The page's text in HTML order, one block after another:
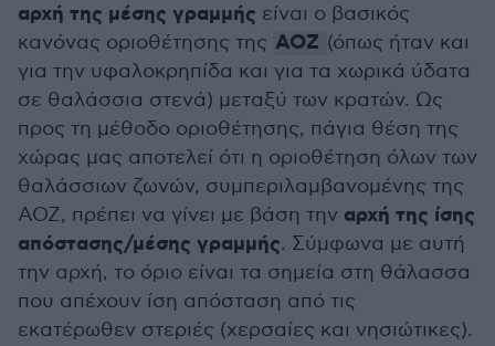
αρχή της μέσης γραμμής είναι ο βασικός
κανόνας οριοθέτησης της ΑΟΖ (όπως ήταν και
για την υφαλοκρηπίδα και για τα χωρικά ύδατα
σε θαλάσσια στενά) μεταξύ των κρατών. Ως
προς τη μέθοδο οριοθέτησης, πάγια θέση της
χώρας μας αποτελεί ότι η οριοθέτηση όλων των
θαλάσσιων ζωνών, συμπεριλαμβανομένης της
ΑΟΖ, πρέπει να γίνει με βάση την αρχή της ίσης
απόστασης/μέσης γραμμής. Σύμφωνα με αυτή
την αρχή, το όριο είναι τα σημεία στη θάλασσα
που απέχουν ίση απόσταση από τις
εκατέρωθεν στεριές (χερσαίες και νησιώτικες).